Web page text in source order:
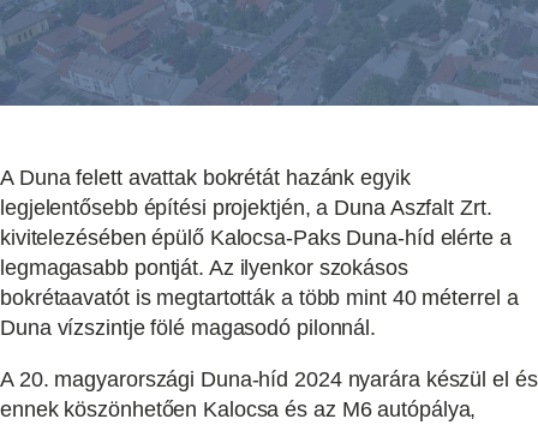
A Duna felett avattak bokrétát hazánk egyik
legjelentősebb építési projektjén, a Duna Aszfalt Zrt.
kivitelezésében épülő Kalocsa-Paks Duna-híd elérte a
legmagasabb pontját. Az ilyenkor szokásos
bokrétaavatót is megtartották a több mint 40 méterrel a
Duna vízszintje fölé magasodó pilonnál.
A 20. magyarországi Duna-híd 2024 nyarára készül el és
ennek köszönhetően Kalocsa és az M6 autópálya,